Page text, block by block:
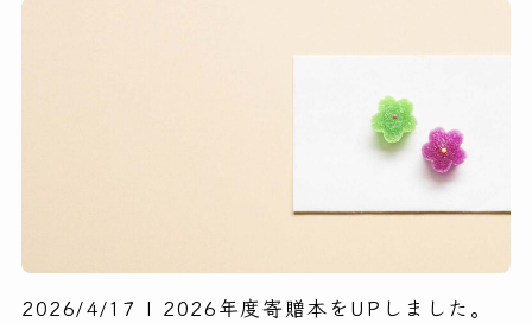
2026/4/17 | 2026年度寄贈本をUPしました。